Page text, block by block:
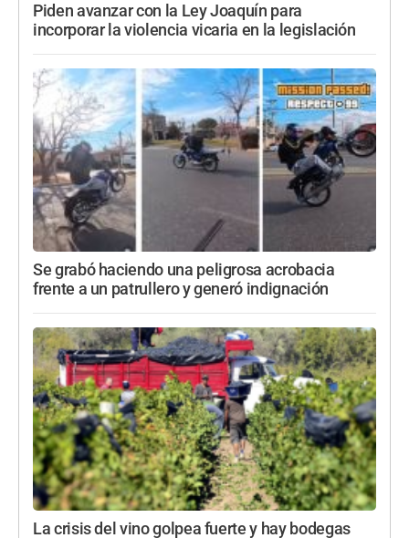
Piden avanzar con la Ley Joaquín para
incorporar la violencia vicaria en la legislación
Se grabó haciendo una peligrosa acrobacia
frente a un patrullero y generó indignación
La crisis del vino golpea fuerte y hay bodegas